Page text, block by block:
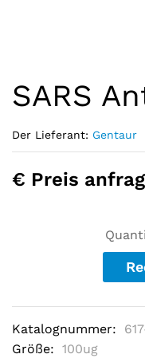
SARS
Der Lieferant: Gentaur
€ Preis
Katalognummer:
Größe: 100ug